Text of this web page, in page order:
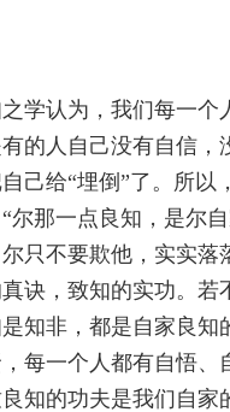
学认为，我们每一个
的人自己没有自信
己给“埋倒”了。所
尔那一点良知，是尔
只不要欺他，实实落
诀，致知的实功。若
知非，都是自家良
每一个人都有自悟
知的功夫是我们自